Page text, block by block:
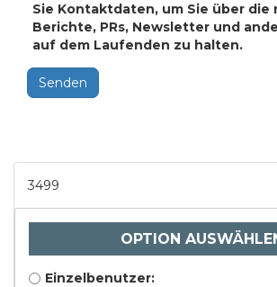
Sie Kontaktdaten, um Sie über die
Berichte, PRs, Newsletter und
auf dem Laufenden zu halten.
Senden
3499
OPTION
Einzelbenutzer: